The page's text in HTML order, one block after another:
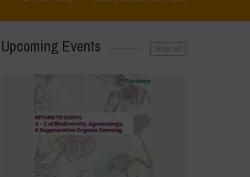
Upcoming Events view all